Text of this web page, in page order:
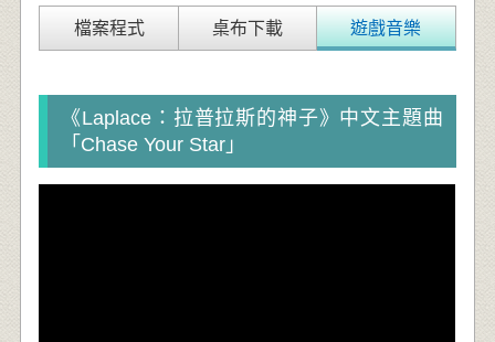
檔案程式 桌布下載 遊戲音樂
《Laplace：拉普拉斯的神子》中文主題曲
「Chase Your Star」